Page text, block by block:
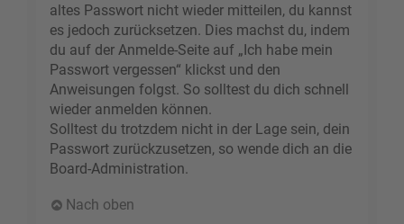
altes Passwort nicht wieder mitteilen, du kannst
es jedoch zurücksetzen. Dies machst du, indem
du auf der Anmelde-Seite auf „Ich habe mein
Passwort vergessen“ klickst und den
Anweisungen folgst. So solltest du dich schnell
wieder anmelden können.
Solltest du trotzdem nicht in der Lage sein, dein
Passwort zurückzusetzen, so wende dich an die
Board-Administration.
Nach oben